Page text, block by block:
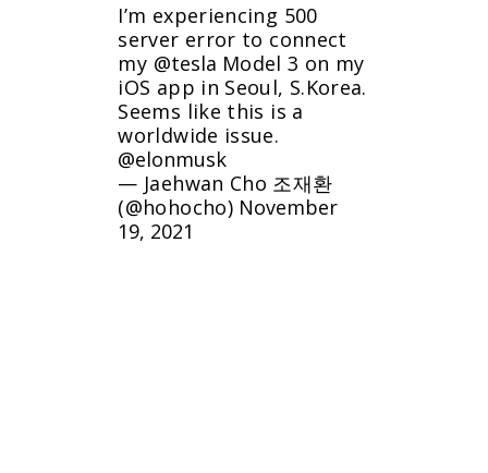
I’m experiencing 500
server error to connect
my @tesla Model 3 on my
iOS app in Seoul, S.Korea.
Seems like this is a
worldwide issue.
@elonmusk
— Jaehwan Cho 조재환
(@hohocho) November
19, 2021